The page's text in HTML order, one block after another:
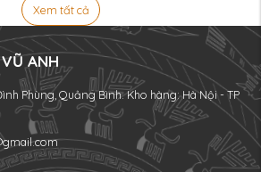
Xem tất cả
ANH
Phùng, Quảng Bình. Kho hàng: Hà Nội - TP